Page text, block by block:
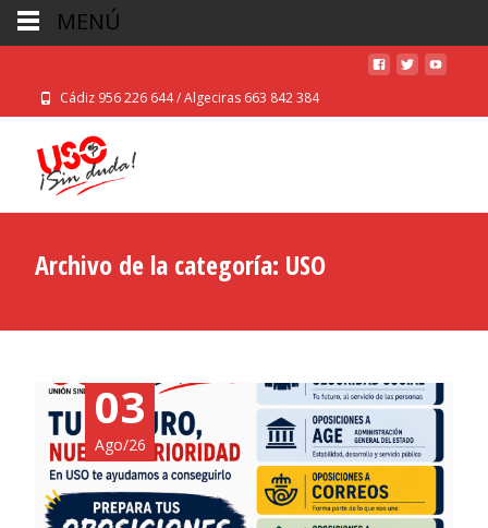
Cádiz 956 226 644 / Algeciras 663 842 384
Archivo de la categoría: USO
03
Ago/26
MENÚ